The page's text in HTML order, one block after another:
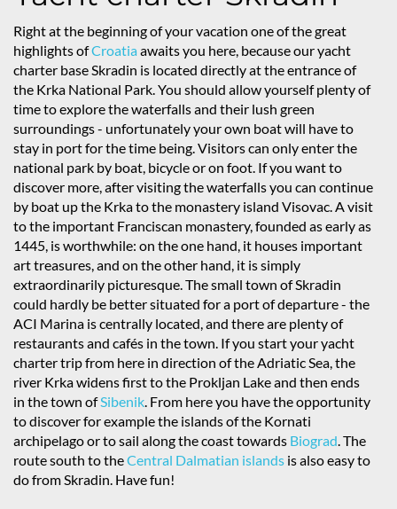
Right at the beginning of your vacation one of the great
highlights ofCroatiaawaits you here, because our yacht
charter base Skradin is located directly at the entrance of
the Krka National Park. You should allow yourself plenty of
time to explore the waterfalls and their lush green
surroundings - unfortunately your own boat will have to
stay in port for the time being. Visitors can only enter the
national park by boat, bicycle or on foot. If you want to
discover more, after visiting the waterfalls you can continue
by boat up the Krka to the monastery island Visovac. A visit
to the important Franciscan monastery, founded as early as
1445, is worthwhile: on the one hand, it houses important
art treasures, and on the other hand, it is simply
extraordinarily picturesque. The small town of Skradin
could hardly be better situated for a port of departure - the
ACI Marina is centrally located, and there are plenty of
restaurants and cafés in the town. If you start your yacht
charter trip from here in direction of the Adriatic Sea, the
river Krka widens first to the Prokljan Lake and then ends
in the town ofSibenik. From here you have the opportunity
to discover for example the islands of the Kornati
archipelago or to sail along the coast towards Biograd. The
route south to theCentral Dalmatian islands is also easy to
do from Skradin. Have fun!